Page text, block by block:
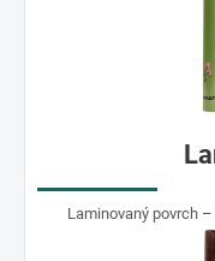
Laminovaný povrch